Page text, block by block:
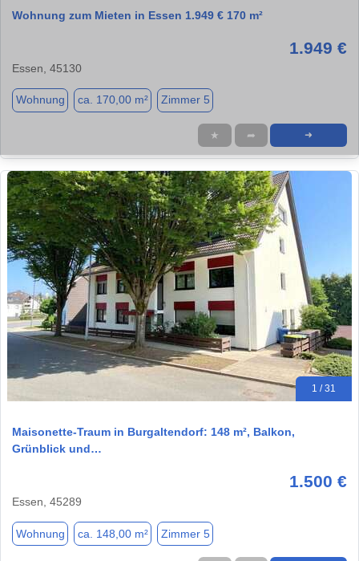
Wohnung zum Mieten in Essen 1.949 € 170 m²
1.949 €
Essen, 45130
Wohnung ca. 170,00 m² Zimmer 5
★ ➦ ➜
1 / 31
Maisonette-Traum in Burgaltendorf: 148 m², Balkon,
Grünblick und…
1.500 €
Essen, 45289
Wohnung ca. 148,00 m² Zimmer 5